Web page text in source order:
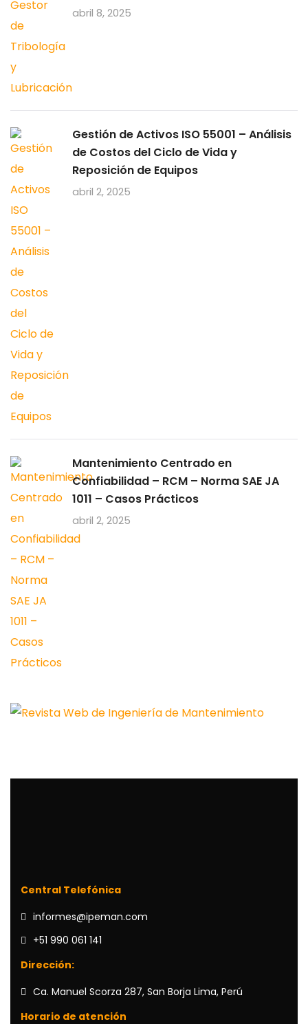
abril 8, 2025
Gestión de Activos ISO 55001 – Análisis
de Costos del Ciclo de Vida y
Reposición de Equipos
abril 2, 2025
Mantenimiento Centrado en
Confiabilidad – RCM – Norma SAE JA
1011 – Casos Prácticos
abril 2, 2025
Central Telefónica
informes@ipeman.com
+51 990 061 141
Dirección:
Ca. Manuel Scorza 287, San Borja Lima, Perú
Horario de atención